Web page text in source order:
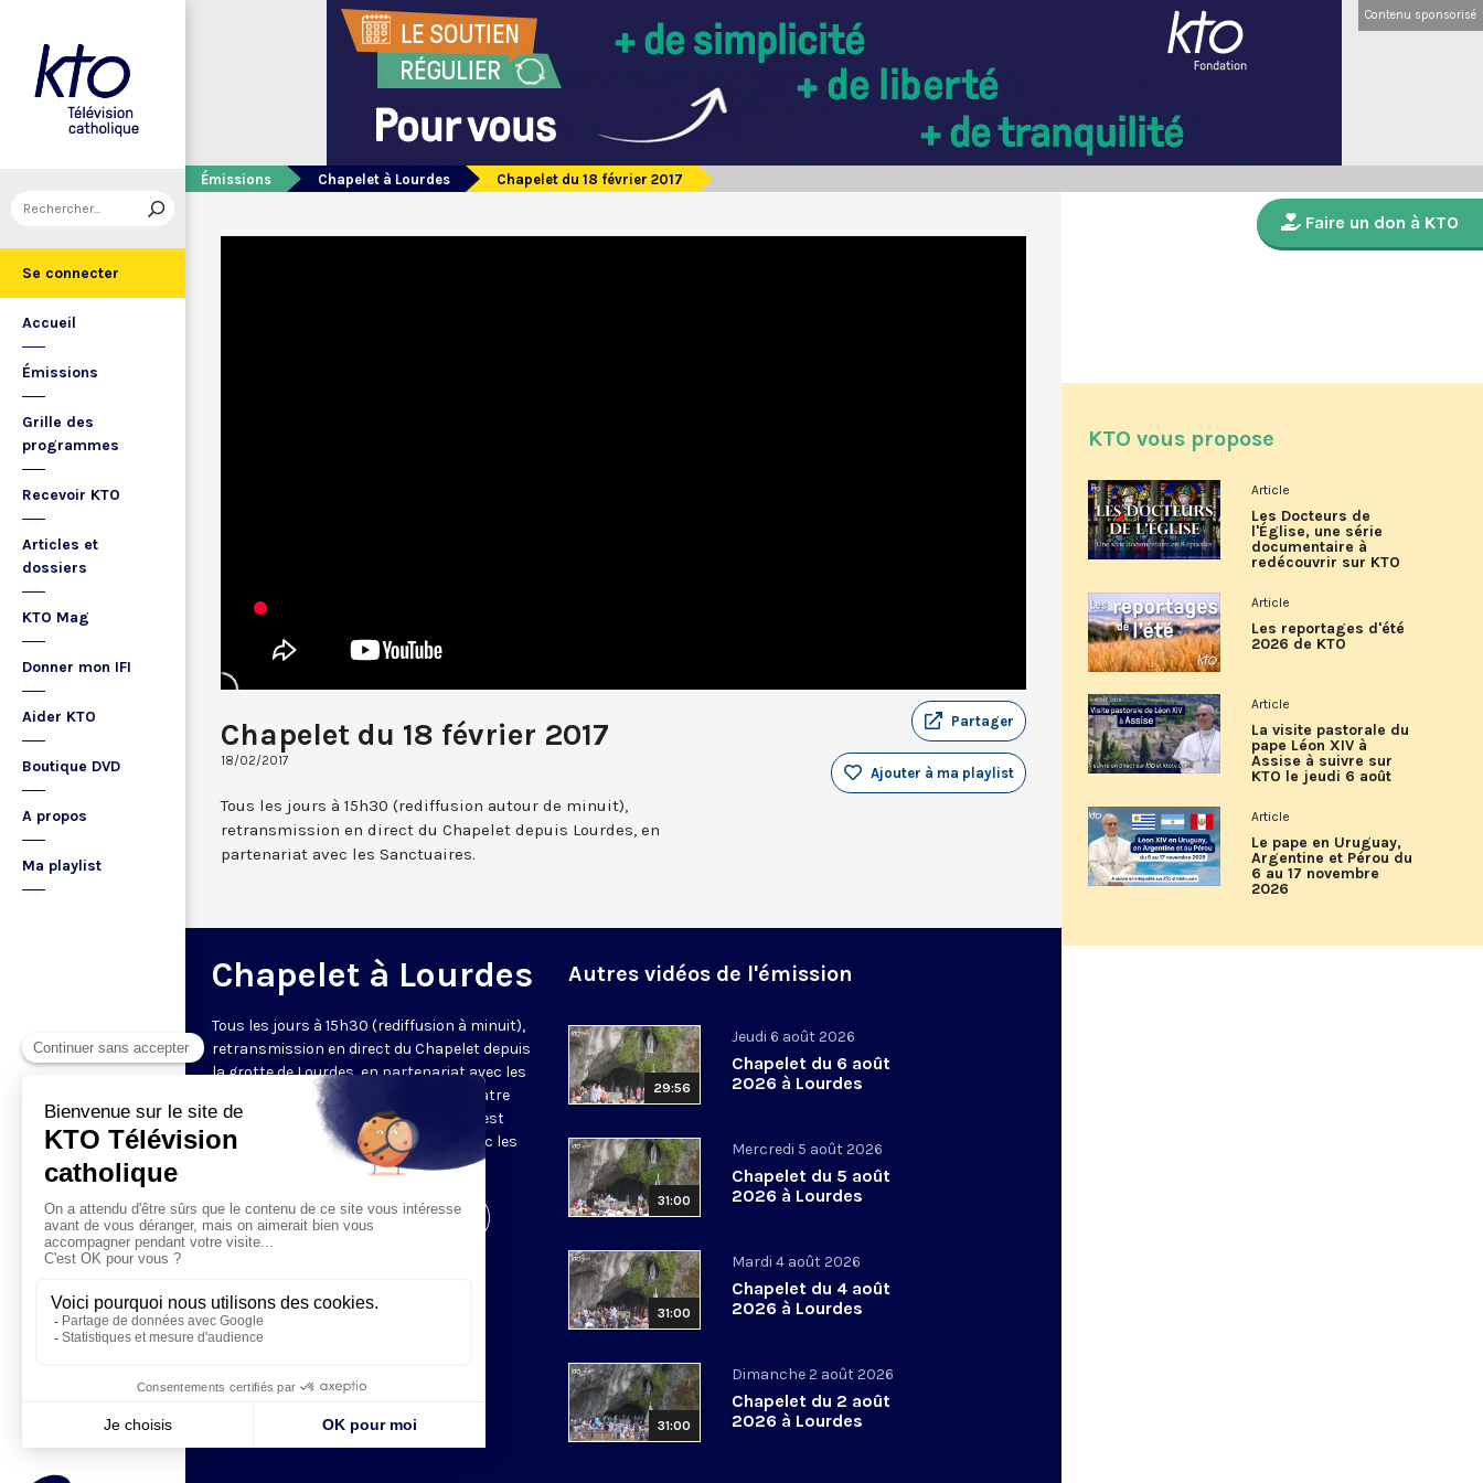
Se connecter
Accueil
Émissions
Grille des
programmes
Recevoir KTO
Articles et
dossiers
KTO Mag
Donner mon IFI
Aider KTO
Boutique DVD
A propos
Ma playlist
Contenu sponsorisé
Émissions Chapelet à Lourdes Chapelet du 18 février 2017
Chapelet du 18 février 2017
18/02/2017
Partager
Ajouter à ma playlist
Tous les jours à 15h30 (rediffusion autour de minuit),
retransmission en direct du Chapelet depuis Lourdes, en
partenariat avec les Sanctuaires.
Chapelet à Lourdes
Tous les jours à 15h30 (rediffusion à minuit),
retransmission en direct du Chapelet depuis
la grotte de Lourdes, en partenariat avec les
Sanctuaires. Chaque jour, l'une des quatre
méditations des mystères du Rosaire est
proposée en communion de prière avec les
Visiter la page de l'émission
Autres vidéos de l'émission
29:56
Jeudi 6 août 2026
Chapelet du 6 août
2026 à Lourdes
31:00
Mercredi 5 août 2026
Chapelet du 5 août
2026 à Lourdes
31:00
Mardi 4 août 2026
Chapelet du 4 août
2026 à Lourdes
31:00
Dimanche 2 août 2026
Chapelet du 2 août
2026 à Lourdes
Faire un don à KTO
KTO vous propose
Article
Les Docteurs de
l'Église, une série
documentaire à
redécouvrir sur KTO
Article
Les reportages d'été
2026 de KTO
Article
La visite pastorale du
pape Léon XIV à
Assise à suivre sur
KTO le jeudi 6 août
Article
Le pape en Uruguay,
Argentine et Pérou du
6 au 17 novembre
2026